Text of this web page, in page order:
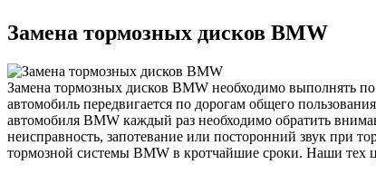
Замена тормозных дисков BMW
Замена тормозных дисков BMW необходимо выполнять
автомобиль передвигается по дорогам общего
автомобиля BMW каждый раз необходимо обратить
неисправность, запотевание или посторонний звук при
тормозной системы BMW в кротчайшие сроки. Наши тех